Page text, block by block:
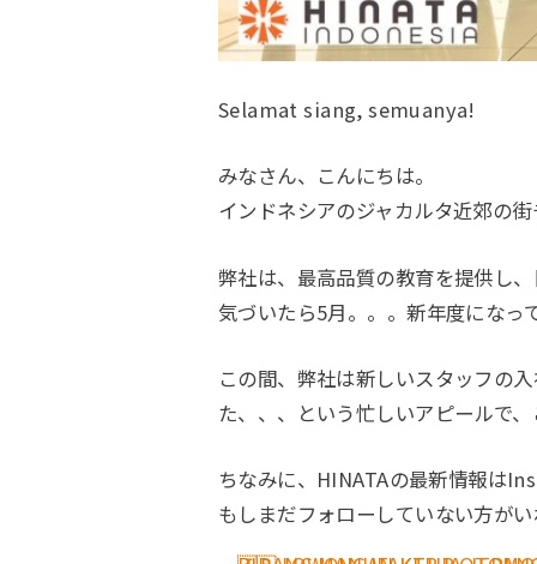
Selamat siang, semuanya!
みなさん、こんにちは。
インドネシアのジャカルタ近郊の
弊社は、最高品質の教育を提供し
気づいたら5月。。。新年度になっ
この間、弊社は新しいスタッフの
た、、、という忙しいアピールで
ちなみに、HINATAの最新情報は
もしまだフォローしていない方が